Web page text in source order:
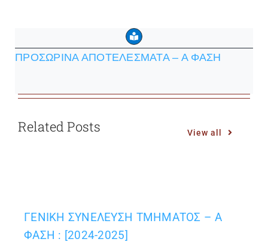
ΠΡΟΣΩΡΙΝΑ ΑΠΟΤΕΛΕΣΜΑΤΑ – Α ΦΑΣΗ
Related Posts View all
ΓΕΝΙΚΗ ΣΥΝΕΛΕΥΣΗ ΤΜΗΜΑΤΟΣ – A
ΦΑΣΗ : [2024-2025]